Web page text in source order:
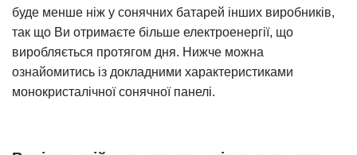
буде менше ніж у сонячних батарей інших виробників,
так що Ви отримаєте більше електроенергії, що
виробляється протягом дня. Нижче можна
ознайомитись із докладними характеристиками
монокристалічної сонячної панелі.